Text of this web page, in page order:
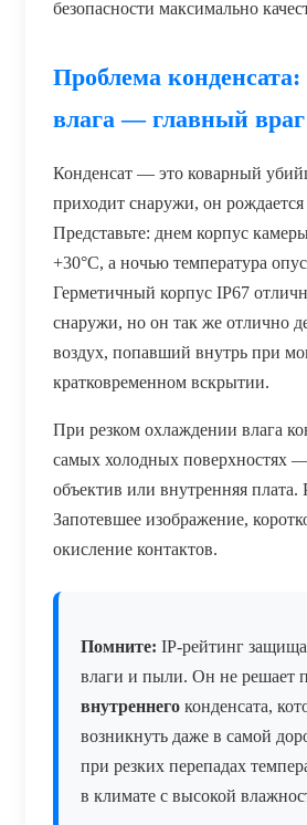
безопасности максимально
Проблема
влага — главный враг
Конденсат — это коварный
приходит снаружи, он
Представьте: днем корпус
+30°C, а ночью температура
Герметичный корпус IP67
снаружи, но он так же отлично
воздух, попавший внутрь при
кратковременном вскрытии.
При резком охлаждении влага
самых холодных поверхностях
объектив или внутренняя плата.
Запотевшее изображение,
окисление контактов.
Помните: IP-рейтинг
влаги и пыли. Он не решает
внутреннего конденсата,
возникнуть даже в самой
при резких перепадах
в климате с высокой